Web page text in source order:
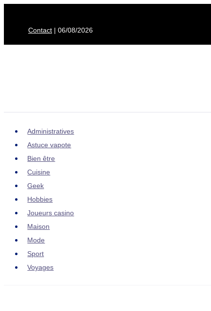
Contact | 06/08/2026
Administratives
Astuce vapote
Bien être
Cuisine
Geek
Hobbies
Joueurs casino
Maison
Mode
Sport
Voyages